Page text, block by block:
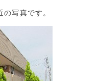
写真です。